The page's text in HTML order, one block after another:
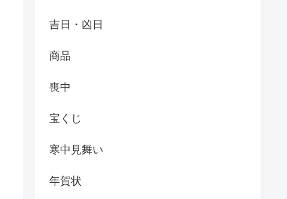
吉日・凶日
商品
喪中
宝くじ
寒中見舞い
年賀状